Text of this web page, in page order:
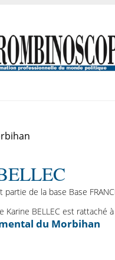
de la base Base
Karine BELLEC est rattaché à
du Morbihan